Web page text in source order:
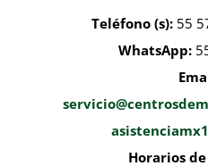
Teléfono (s):55
WhatsApp:
Horarios